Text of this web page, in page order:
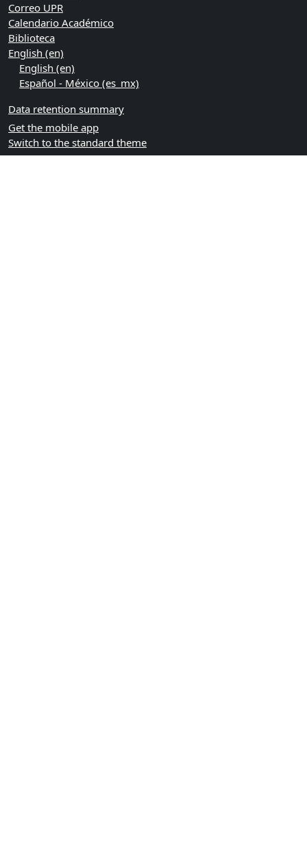
Correo UPR
Calendario Académico
Biblioteca
English ‎(en)‎
English ‎(en)‎
Español - México ‎(es_mx)‎
Data retention summary
Get the mobile app
Switch to the standard theme